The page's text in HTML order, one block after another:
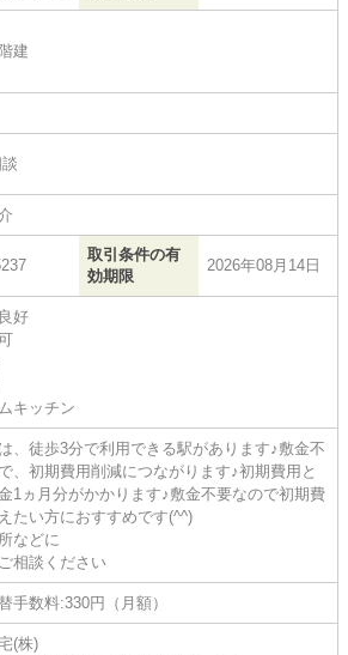
建
取引条件の有
効期限
2026年08月14日
好
キッチン
、徒歩3分で利用できる駅があります♪敷金不
、初期費用削減につながります♪初期費用と
1ヵ月分がかかります♪敷金不要なので初期費
たい方におすすめです(^^)
などに
相談ください
手数料:330円（月額）
(株)